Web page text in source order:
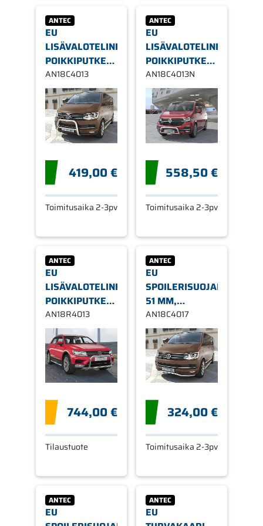
ANTEC
EU
LISÄVALOTELINE
POIKKIPUTKELLA,
60 MM/42 MM
VW T6 2015->
AN18C4013
419,00 €
Toimitusaika 2-3pv
ANTEC
EU
LISÄVALOTELINE
POIKKIPUTKELLA,
60 MM/42 MM
VW T6.1 2020-
AN18C4013N
558,50 €
Toimitusaika 2-3pv
ANTEC
EU
LISÄVALOTELINE
POIKKIPUTKELLA,
60/42MM VW
TIGUAN 2016-
AN18R4013
744,00 €
Tilaustuote
ANTEC
EU
SPOILERISUOJAPUTKI
51 MM,
TAIVUTETTU, 51
MM VW T6
2015->
AN18C4017
324,00 €
Toimitusaika 2-3pv
ANTEC
EU
ANTEC
EU